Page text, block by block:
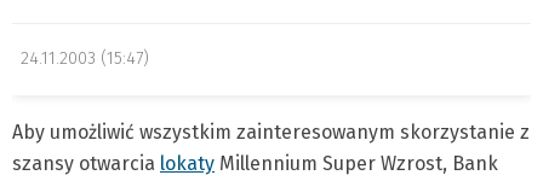
24.11.2003 (15:47)
Aby umożliwić wszystkim zainteresowanym skorzystanie z
szansy otwarcia lokaty Millennium Super Wzrost, Bank